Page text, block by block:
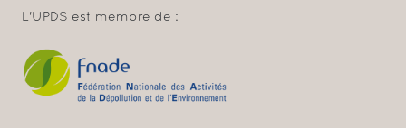
L'UPDS est membre de :